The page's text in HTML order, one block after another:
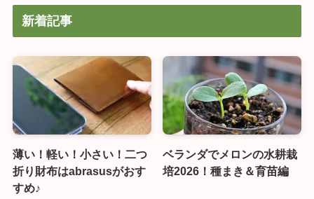
新着記事
薄い！軽い！小さい！二つ
折り財布はabrasusがおす
すめ♪
ベランダでメロンの水耕栽
培2026！種まき＆育苗編